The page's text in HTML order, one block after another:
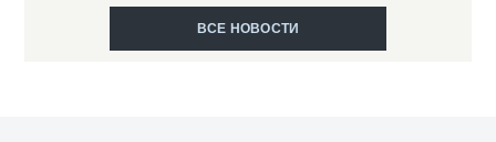
ВСЕ НОВОСТИ